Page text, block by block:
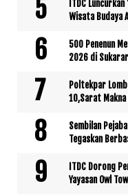
ITDC
Wisata Budaya
500 Penenun
2026 di
Poltekpar
10,Sarat
Sembilan
Tegaskan
ITDC Dorong
Yayasan Owl